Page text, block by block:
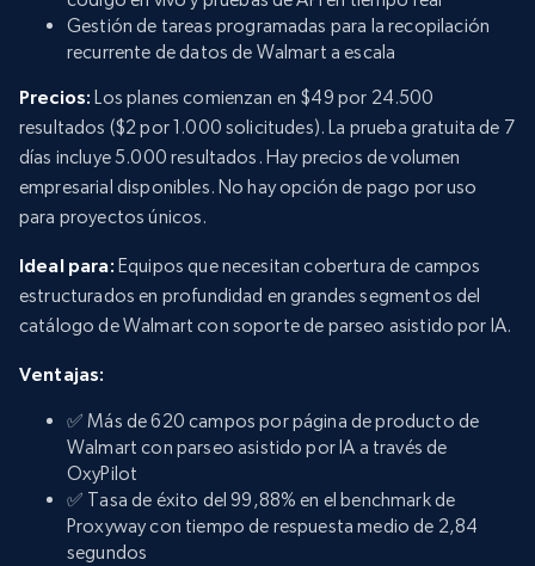
Gestión de tareas programadas para la recopilación
recurrente de datos de Walmart a escala
Precios: Los planes comienzan en $49 por 24.500
resultados ($2 por 1.000 solicitudes). La prueba gratuita de 7
días incluye 5.000 resultados. Hay precios de volumen
empresarial disponibles. No hay opción de pago por uso
para proyectos únicos.
Ideal para: Equipos que necesitan cobertura de campos
estructurados en profundidad en grandes segmentos del
catálogo de Walmart con soporte de parseo asistido por IA.
Ventajas:
✅ Más de 620 campos por página de producto de
Walmart con parseo asistido por IA a través de
OxyPilot
✅ Tasa de éxito del 99,88% en el benchmark de
Proxyway con tiempo de respuesta medio de 2,84
segundos